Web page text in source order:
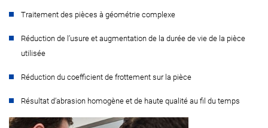
Traitement des pièces à géométrie complexe
Réduction de l’usure et augmentation de la durée de vie de la pièce
utilisée
Réduction du coefficient de frottement sur la pièce
Résultat d’abrasion homogène et de haute qualité au fil du temps